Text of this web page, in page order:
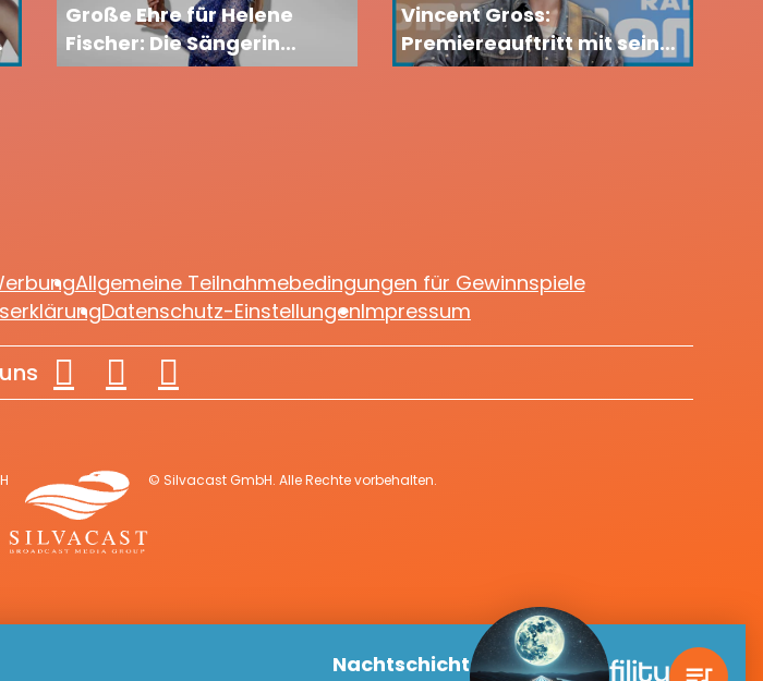
Große Ehre für Helene
Fischer: Die Sängerin
bekommt ihre eigene
Vincent Gross:
Premiereauftritt mit seiner
Freundin
Allgemeine Teilnahmebedingungen für Gewinnspiele
Datenschutz-EinstellungenImpressum
© Silvacast GmbH. Alle Rechte vorbehalten.
Nachtschicht